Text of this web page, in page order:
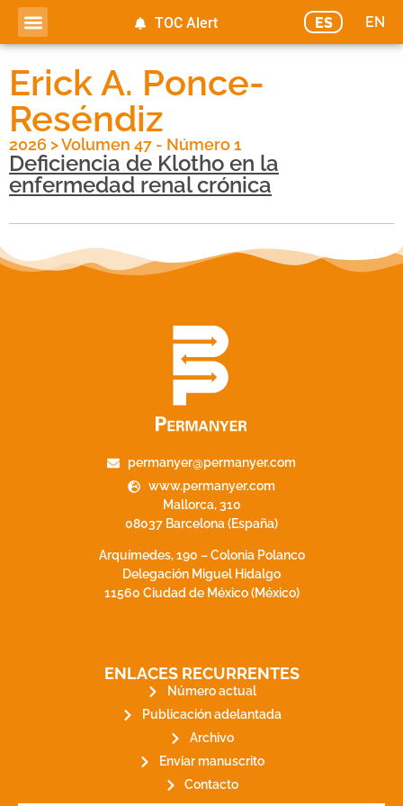
ES EN
TOC Alert
Erick A. Ponce-
Reséndiz
2026 >Volumen 47 - Número 1
Deficiencia de Klotho en la
enfermedad renal crónica
permanyer@permanyer.com
www.permanyer.com
Mallorca, 310
08037 Barcelona (España)
Arquímedes, 190 – Colonia Polanco
Delegación Miguel Hidalgo
11560 Ciudad de México (México)
ENLACES RECURRENTES
Número actual
Publicación adelantada
Archivo
Enviar manuscrito
Contacto